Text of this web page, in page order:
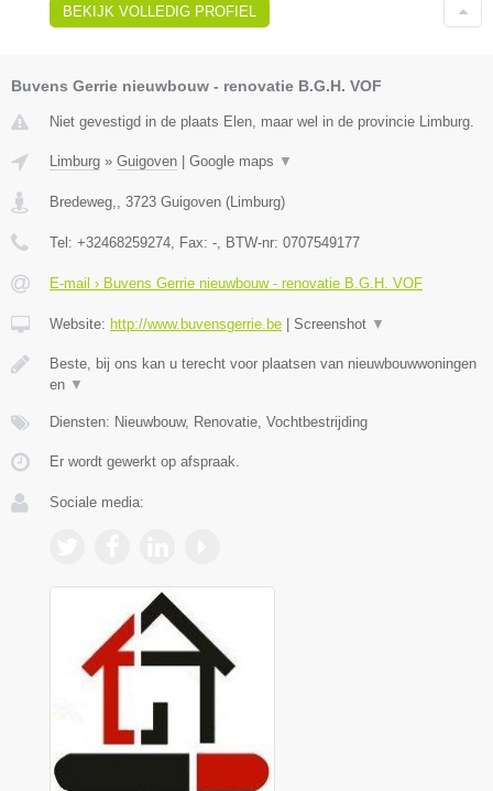
BEKIJK VOLLEDIG PROFIEL
Buvens Gerrie nieuwbouw - renovatie B.G.H. VOF
Niet gevestigd in de plaats Elen, maar wel in de provincie Limburg.
Limburg » Guigoven | Google maps ▼
Bredeweg, 3723 Guigoven (Limburg)
Tel: +32468259274 , Fax: - , BTW-nr: 0707549177
E-mail › Buvens Gerrie nieuwbouw - renovatie B.G.H. VOF
Website: http://www.buvensgerrie.be | Screenshot ▼
Beste, bij ons kan u terecht voor plaatsen van nieuwbouwwoningen
en ▼
Diensten: Nieuwbouw, Renovatie, Vochtbestrijding
Er wordt gewerkt op afspraak.
Sociale media: